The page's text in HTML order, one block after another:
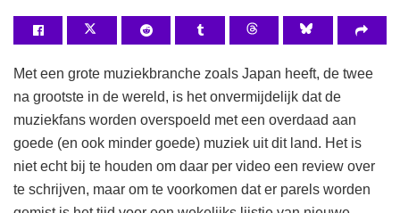
Met een grote muziekbranche zoals Japan heeft, de twee
na grootste in de wereld, is het onvermijdelijk dat de
muziekfans worden overspoeld met een overdaad aan
goede (en ook minder goede) muziek uit dit land. Het is
niet echt bij te houden om daar per video een review over
te schrijven, maar om te voorkomen dat er parels worden